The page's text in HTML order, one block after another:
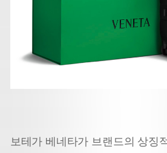
보테가 베네타가 브랜드의 상징